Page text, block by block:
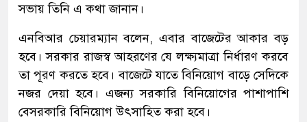
সভায় তিনি এ কথা জানান।
এনবিআর চেয়ারম্যান বলেন, এবার বাজেটের আকার বড়
হবে। সরকার রাজস্ব আহরণের যে লক্ষ্যমাত্রা নির্ধারণ করবে
তা পূরণ করতে হবে। বাজেটে যাতে বিনিয়োগ বাড়ে সেদিকে
নজর দেয়া হবে। এজন্য সরকারি বিনিয়োগের পাশাপাশি
বেসরকারি বিনিয়োগ উৎসাহিত করা হবে।